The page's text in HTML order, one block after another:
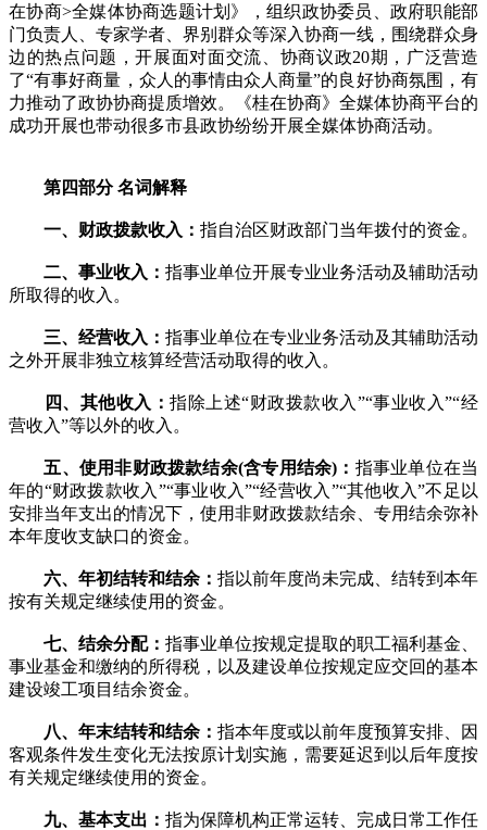
在协商>全媒体协商选题计划》，组织政协委员、政府职能部
门负责人、专家学者、界别群众等深入协商一线，围绕群众身
边的热点问题，开展面对面交流、协商议政20期，广泛营造
了“有事好商量，众人的事情由众人商量”的良好协商氛围，有
力推动了政协协商提质增效。《桂在协商》全媒体协商平台的
成功开展也带动很多市县政协纷纷开展全媒体协商活动。
第四部分 名词解释
一、财政拨款收入： 指自治区财政部门当年拨付的资金。
二、事业收入： 指事业单位开展专业业务活动及辅助活动
所取得的收入。
三、经营收入： 指事业单位在专业业务活动及其辅助活动
之外开展非独立核算经营活动取得的收入。
四、其他收入：指除上述“财政拨款收入”“事业收入”“经
营收入”等以外的收入。
五、使用非财政拨款结余(含专用结余)： 指事业单位在当
年的“财政拨款收入”“事业收入”“经营收入”“其他收入”不足以
安排当年支出的情况下，使用非财政拨款结余、专用结余弥补
本年度收支缺口的资金。
六、年初结转和结余： 指以前年度尚未完成、结转到本年
按有关规定继续使用的资金。
七、结余分配： 指事业单位按规定提取的职工福利基金、
事业基金和缴纳的所得税，以及建设单位按规定应交回的基本
建设竣工项目结余资金。
八、年末结转和结余： 指本年度或以前年度预算安排、因
客观条件发生变化无法按原计划实施，需要延迟到以后年度按
有关规定继续使用的资金。
九、基本支出： 指为保障机构正常运转、完成日常工作任